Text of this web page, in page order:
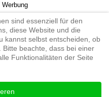
Werbung
WKO
#enduroaustriaracingteam
sind essenziell für den
diese Website und die
kannst selbst entscheiden, ob
beachte, dass bei einer
Funktionalitäten der Seite